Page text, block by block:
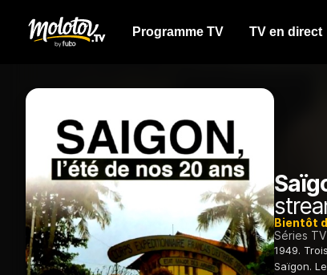
Programme TV TV en direct
Bientôt
Séries
1949.
Saïgon.